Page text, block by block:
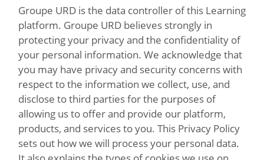
Groupe URD is the data controller of this Learning
platform. Groupe URD believes strongly in
protecting your privacy and the confidentiality of
your personal information. We acknowledge that
you may have privacy and security concerns with
respect to the information we collect, use, and
disclose to third parties for the purposes of
allowing us to offer and provide our platform,
products, and services to you. This Privacy Policy
sets out how we will process your personal data.